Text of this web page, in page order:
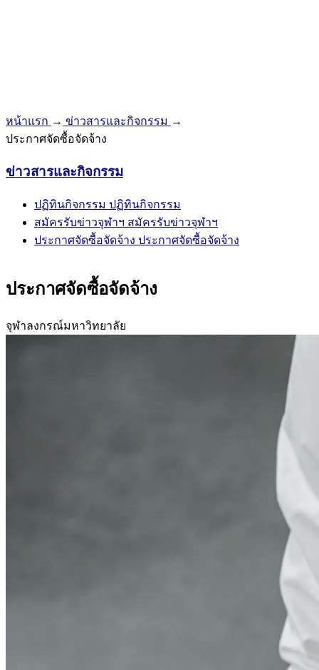
หน้าแรก → ข่าวสารและกิจกรรม →
ประกาศจัดซื้อจัดจ้าง
ข่าวสารและกิจกรรม
ปฏิทินกิจกรรม ปฏิทินกิจกรรม
สมัครรับข่าวจุฬาฯ สมัครรับข่าวจุฬาฯ
ประกาศจัดซื้อจัดจ้าง ประกาศจัดซื้อจัดจ้าง
ประกาศจัดซื้อจัดจ้าง
จุฬาลงกรณ์มหาวิทยาลัย